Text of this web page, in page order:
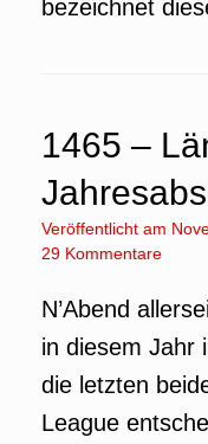
bezeichnet
1465 –
Veröffentlicht am
29 Kommentare
N’Abend
in diesem Jahr
die letzten
League